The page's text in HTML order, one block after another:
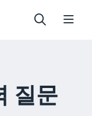
질문